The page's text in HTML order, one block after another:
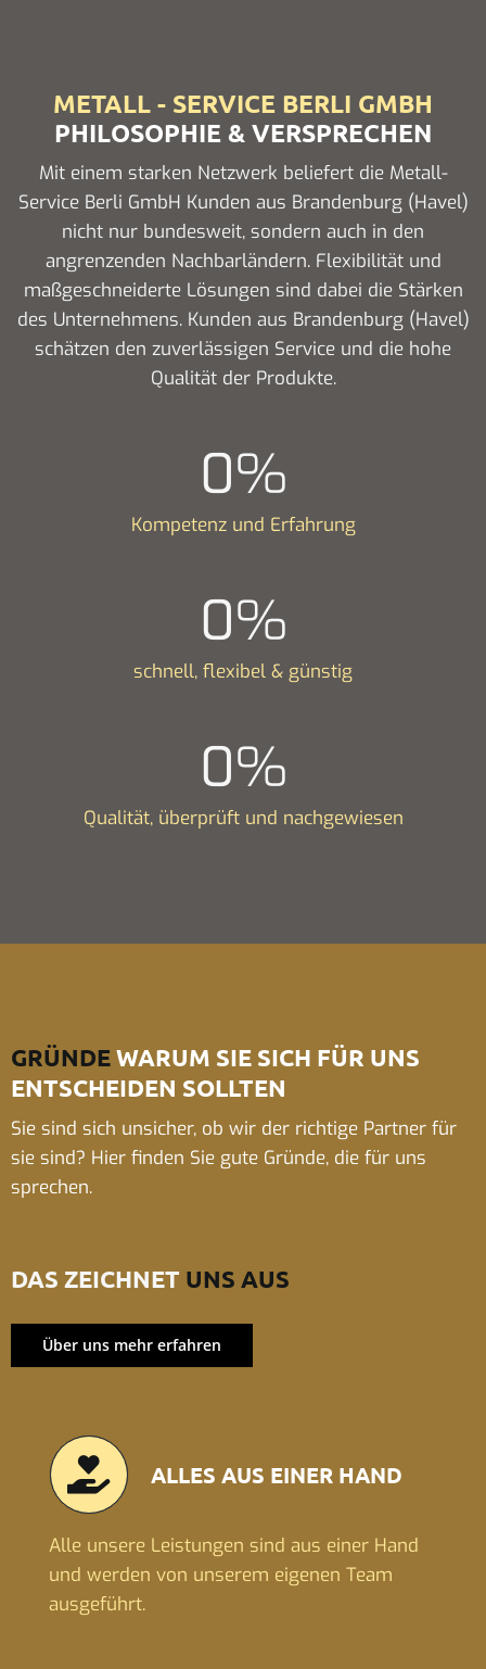
METALL - SERVICE BERLI GMBH
PHILOSOPHIE & VERSPRECHEN
Mit einem starken Netzwerk beliefert die Metall-
Service Berli GmbH Kunden aus Brandenburg (Havel)
nicht nur bundesweit, sondern auch in den
angrenzenden Nachbarländern. Flexibilität und
maßgeschneiderte Lösungen sind dabei die Stärken
des Unternehmens. Kunden aus Brandenburg (Havel)
schätzen den zuverlässigen Service und die hohe
Qualität der Produkte.
0%
Kompetenz und Erfahrung
0%
schnell, flexibel & günstig
0%
Qualität, überprüft und nachgewiesen
GRÜNDEWARUM SIE SICH FÜR UNS
ENTSCHEIDEN SOLLTEN
Sie sind sich unsicher, ob wir der richtige Partner für
sie sind? Hier finden Sie gute Gründe, die für uns
sprechen.
DAS ZEICHNET UNS AUS
Über uns mehr erfahren
ALLES AUS EINER HAND
Alle unsere Leistungen sind aus einer Hand
und werden von unserem eigenen Team
ausgeführt.